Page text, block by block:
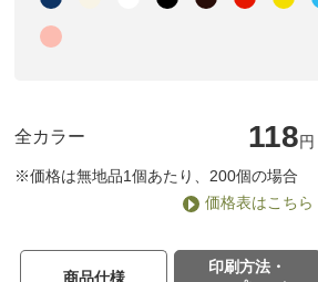
全カラー 118円
※価格は無地品1個あたり、200個の場合
価格表はこちら
商品仕様
印刷方法・